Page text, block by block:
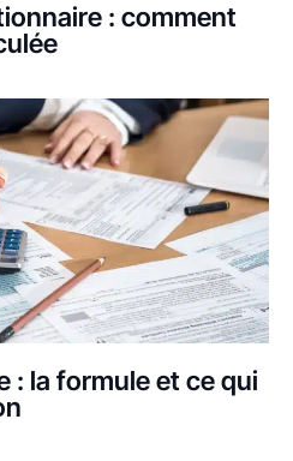
: comment
: la formule et ce qui